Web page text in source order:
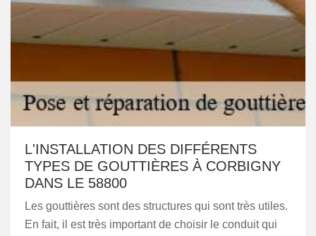
L'INSTALLATION DES DIFFÉRENTS
TYPES DE GOUTTIÈRES À CORBIGNY
DANS LE 58800
Les gouttières sont des structures qui sont très utiles.
En fait, il est très important de choisir le conduit qui